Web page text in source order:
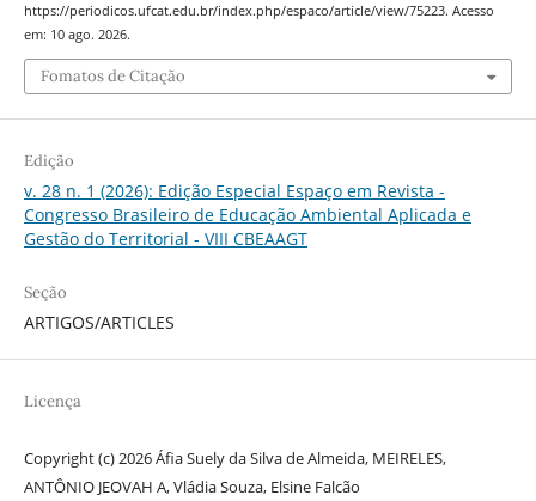
https://periodicos.ufcat.edu.br/index.php/espaco/article/view/75223. Acesso
em: 10 ago. 2026.
Fomatos de Citação
Edição
v. 28 n. 1 (2026): Edição Especial Espaço em Revista -
Congresso Brasileiro de Educação Ambiental Aplicada e
Gestão do Territorial - VIII CBEAAGT
Seção
ARTIGOS/ARTICLES
Licença
Copyright (c) 2026 Áfia Suely da Silva de Almeida, MEIRELES,
ANTÔNIO JEOVAH A, Vládia Souza, Elsine Falcão